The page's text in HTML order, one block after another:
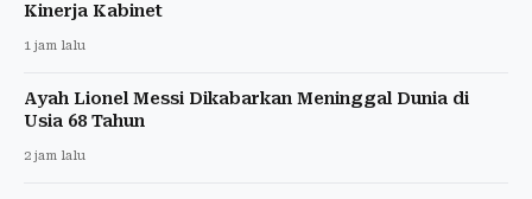
Kinerja Kabinet
1 jam lalu
Ayah Lionel Messi Dikabarkan Meninggal Dunia di
Usia 68 Tahun
2 jam lalu